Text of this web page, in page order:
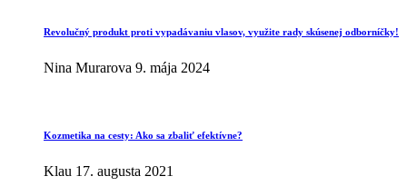
Revolučný produkt proti vypadávaniu vlasov, využite rady skúsenej odborníčky!
Nina Murarova 9. mája 2024
Kozmetika na cesty: Ako sa zbaliť efektívne?
Klau 17. augusta 2021